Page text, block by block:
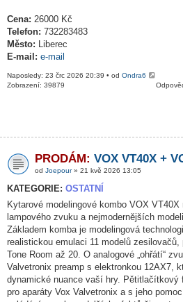
Cena: 26000 Kč
Telefon: 732283483
Město: Liberec
E-mail: e-mail
Naposledy: 23 črc 2026 20:39 • od Ondra6
Zobrazení: 39879
PRODÁM: VOX VT40X +
od Joepour» 21 kvě 2026 13:05
KATEGORIE: OSTATNÍ
Kytarové modelingové kombo VOX
lampového zvuku a nejmodernějších
Základem komba je modelingová
realistickou emulaci 11 modelů
Tone Room až 20. O analogové „ohřátí“
Valvetronix preamp s elektronkou 12AX7,
dynamické nuance vaší hry. Pětitlačítkový
pro aparáty Vox Valvetronix a s jeho